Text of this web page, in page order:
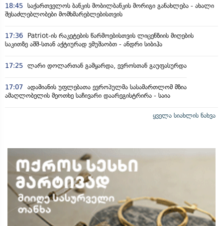
18:45 საქართველოს ბანკის მობილბანკის მორიგი განახლება - ახალი
შესაძლებლობები მომხმარებლებისთვის
17:36
Patriot-ის რაკეტების წარმოებისთვის ლიცენზიის მიღების
საკითზე აშშ-სთან აქტიურად ვმუშაობთ - ანდრი სიბიჰა
17:25 ლარი დოლართან გამყარდა, ევროსთან გაუფასურდა
17:07 ადამიანის უფლებათა ევროპულმა სასამართლომ მზია
ამაღლობელის მეოთხე საჩივარი დაარეგისტრირა - საია
ყველა სიახლის ნახვა